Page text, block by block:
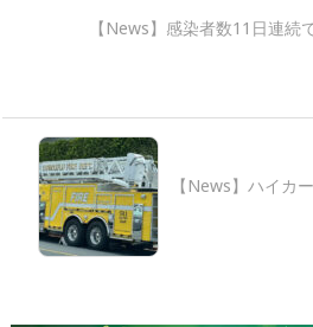
【News】感染者数11日連続
【News】ハイカ